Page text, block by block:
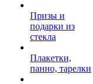
Призы и
подарки из
стекла
Плакетки,
панно, тарелки